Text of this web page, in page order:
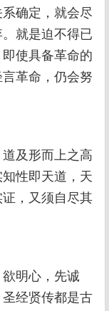
确定，就会尽
就是迫不得已
使具备革命的
革命，仍会努
及形而上之高
性即天道，天
，又须自尽其
明心，先诚
经贤传都是古